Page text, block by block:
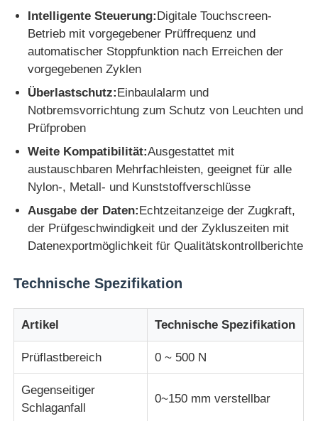
Abnutzungsprüfmaschine
Gummitestgerät
Prüfgeräte für Schuhe
Baustoffprüfgeräte
Prüfgeräte für Klebstoffe
Stoffprüfmaschine
Intelligente Steuerung:Digitale Touchscreen-
Betrieb mit vorgegebener Prüffrequenz und
automatischer Stoppfunktion nach Erreichen der
vorgegebenen Zyklen
Überlastschutz:Einbaulalarm und
Notbremsvorrichtung zum Schutz von Leuchten und
Prüfproben
Weite Kompatibilität:Ausgestattet mit
austauschbaren Mehrfachleisten, geeignet für alle
Nylon-, Metall- und Kunststoffverschlüsse
Ausgabe der Daten:Echtzeitanzeige der Zugkraft,
der Prüfgeschwindigkeit und der Zykluszeiten mit
Datenexportmöglichkeit für Qualitätskontrollberichte
Technische Spezifikation
Artikel Technische Spezifikation
Prüflastbereich 0 ~ 500 N
Gegenseitiger
Schlaganfall
0~150 mm verstellbar